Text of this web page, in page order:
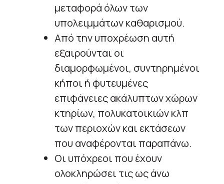
μεταφορά όλων των
υπολειμμάτων καθαρισμού.
Από την υποχρέωση αυτή
εξαιρούνται οι
διαμορφωμένοι, συντηρημένοι
κήποι ή φυτευμένες
επιφάνειες ακάλυπτων χώρων
κτηρίων, πολυκατοικιών κλπ
των περιοχών και εκτάσεων
που αναφέρονται παραπάνω.
Οι υπόχρεοι που έχουν
ολοκληρώσει τις ως άνω